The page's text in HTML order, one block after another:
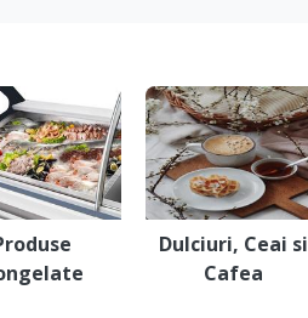
Dulciuri, Ceai si
Cafea